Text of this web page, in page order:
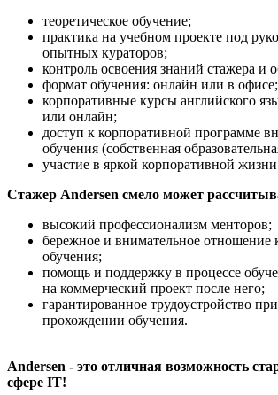
теоретическое обучение;
практика на учебном проекте под
опытных кураторов;
контроль освоения знаний стажера и
формат обучения: онлайн или в офисе;
корпоративные курсы английского
или онлайн;
доступ к корпоративной программе
обучения (собственная
участие в яркой корпоративной
Стажер Andersen смело может
высокий профессионализм менторов;
бережное и внимательное отношение
обучения;
помощь и поддержку в процессе
на коммерческий проект после него;
гарантированное трудоустройство
прохождении обучения.
Andersen - это отличная возможность
сфере IT!